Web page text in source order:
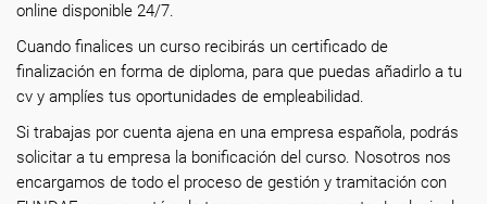
online disponible 24/7.
Cuando finalices un curso recibirás un certificado de
finalización en forma de diploma, para que puedas añadirlo a tu
cv y amplíes tus oportunidades de empleabilidad.
Si trabajas por cuenta ajena en una empresa española, podrás
solicitar a tu empresa la bonificación del curso. Nosotros nos
encargamos de todo el proceso de gestión y tramitación con